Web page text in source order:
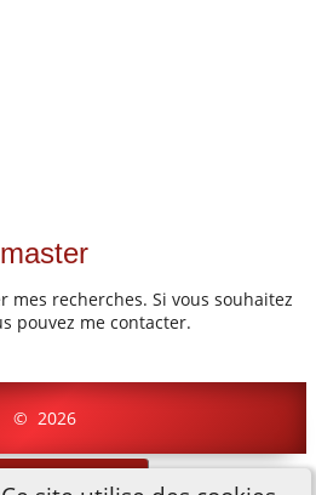
mes recherches. Si vous souhaitez
pouvez me contacter.
© 2026